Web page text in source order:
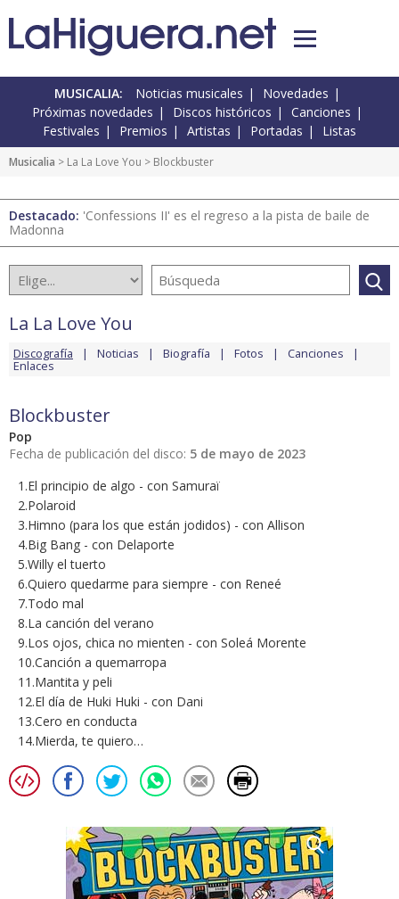
MUSICALIA: Noticias musicales
Novedades
Próximas novedades
Discos históricos
Canciones
Festivales
Premios Artistas Portadas Listas
Musicalia > La La Love You > Blockbuster
Destacado: 'Confessions II' es el regreso a la pista de baile de
Madonna
La La Love You
Discografía Noticias Biografía Fotos Canciones
Enlaces
Blockbuster
Pop
Fecha de publicación del disco: 5 de mayo de 2023
1.El principio de algo - con Samuraï
2.Polaroid
3.Himno (para los que están jodidos) - con Allison
4.Big Bang - con Delaporte
5.Willy el tuerto
6.Quiero quedarme para siempre - con Reneé
7.Todo mal
8.La canción del verano
9.Los ojos, chica no mienten - con Soleá Morente
10.Canción a quemarropa
11.Mantita y peli
12.El día de Huki Huki - con Dani
13.Cero en conducta
14.Mierda, te quiero…